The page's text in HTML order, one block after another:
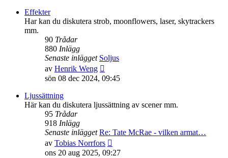
inlägget
Effekter
Har kan du diskutera strob, moonflowers, laser, skytrackers
mm.
90 Trådar
880 Inlägg
Senaste inlägget Soljus
av Henrik Weng
till
inlägget
sön 08 dec 2024, 09:45
Ljussättning
Här kan du diskutera ljussättning av scener mm.
95 Trådar
918 Inlägg
Senaste inlägget Re: Tate McRae - vilken armat…
av Tobias Norrfors
till
ons 20 aug 2025, 09:27